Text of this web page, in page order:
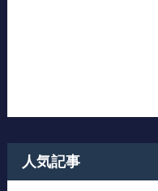
人気記事